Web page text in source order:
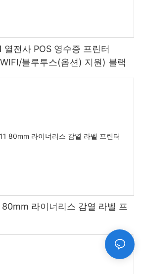
열전사 POS 영수증 프린터
블루투스(옵션) 지원) 블랙
80mm 라이너리스 감열 라벨 프